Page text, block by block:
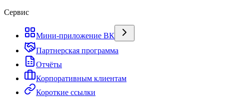
Сервис
Мини-приложение ВК
Партнерская программа
Отчёты
Корпоративным клиентам
Короткие ссылки